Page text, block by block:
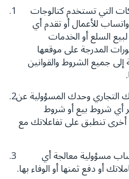
التي تستخدم كتالوجات
للأعمال أو تقدم أي
السلع أو الخدمات
المدرجة على موقعها
إلى جميع الشروط والقوانين
وحدك المسؤولية عن
أي شروط بيع أو شروط
تنطبق على تفاعلاتك مع
مسؤولية معالجة أي
أو دفع ثمنها أو الوفاء بها.